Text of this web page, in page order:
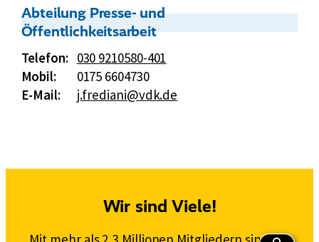
Kontakt:
Abteilung Presse- und
Öffentlichkeitsarbeit
Telefon: 030 9210580-401
Mobil:
0175 6604730
E-Mail:
j.frediani@vdk.de
Wir sind Viele!